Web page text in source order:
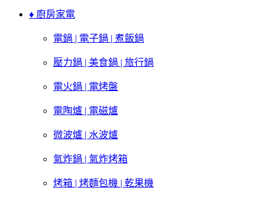
♦ 廚房家電
電鍋 | 電子鍋 | 煮飯鍋
壓力鍋 | 美食鍋 | 旅行鍋
電火鍋 | 電烤盤
電陶爐 | 電磁爐
微波爐 | 水波爐
氣炸鍋 | 氣炸烤箱
烤箱 | 烤麵包機 | 乾果機